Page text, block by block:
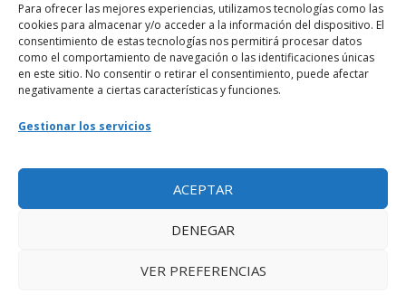
Para ofrecer las mejores experiencias, utilizamos tecnologías como las
cookies para almacenar y/o acceder a la información del dispositivo. El
consentimiento de estas tecnologías nos permitirá procesar datos
como el comportamiento de navegación o las identificaciones únicas
en este sitio. No consentir o retirar el consentimiento, puede afectar
negativamente a ciertas características y funciones.
Gestionar los servicios
ACEPTAR
DENEGAR
VER PREFERENCIAS
Webmaster
soporte@fotosdlahabana.com
Nuestro e-mail:
Ir al grupo de Facebook